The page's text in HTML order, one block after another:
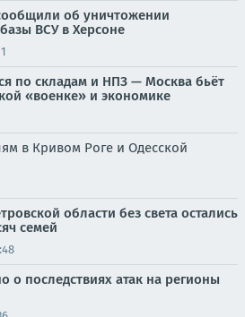
об уничтожении
ВСУ в Херсоне
по складам и НПЗ — Москва бьёт
«военке» и экономике
в Кривом Роге и Одесской
области без света остались
семей
о последствиях атак на регионы